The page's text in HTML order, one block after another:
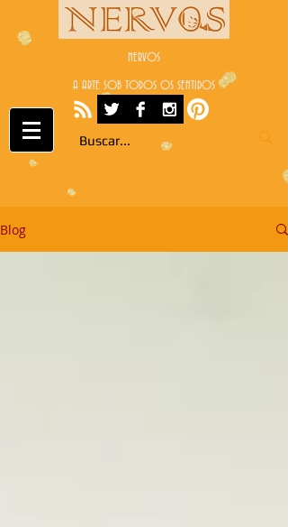
NERVOS
A ARTE SOB TODOS OS SENTIDOS
Blog